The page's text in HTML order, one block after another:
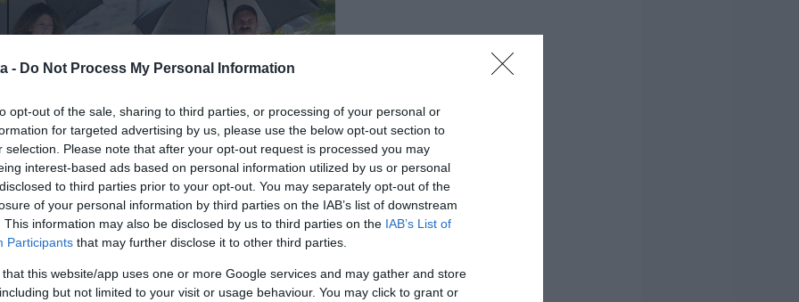
- Do Not Process My Personal Information
opt-out of the sale, sharing to third parties, or processing of your personal or
for targeted advertising by us, please use the below opt-out section to
selection. Please note that after your opt-out request is processed you may
interest-based ads based on personal information utilized by us or personal
to third parties prior to your opt-out. You may separately opt-out of the
of your personal information by third parties on the IAB’s list of downstream
This information may also be disclosed by us to third parties on the IAB’s List of
Participants that may further disclose it to other third parties.
that this website/app uses one or more Google services and may gather and store
but not limited to your visit or usage behaviour. You may click to grant or